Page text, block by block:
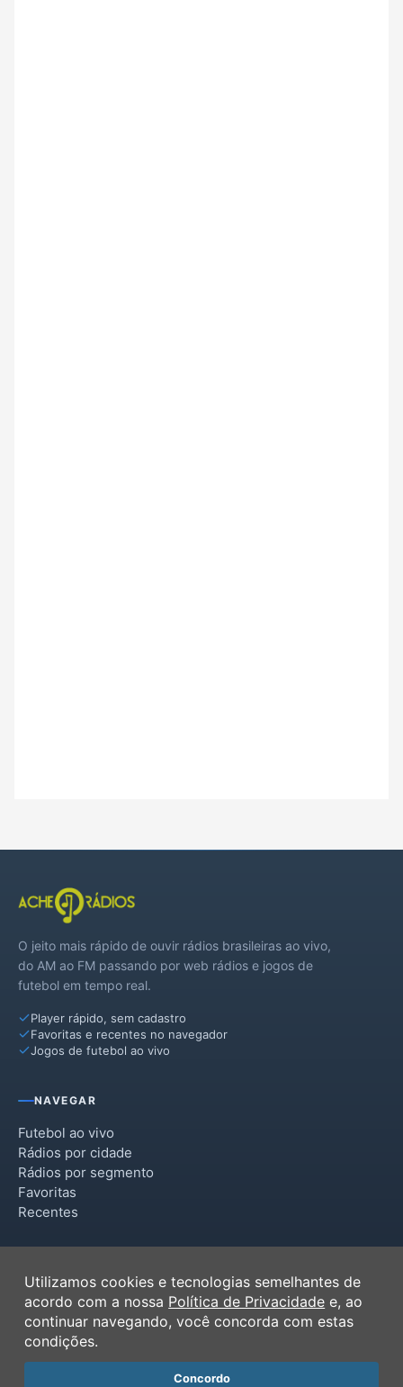
O jeito mais rápido de ouvir rádios brasileiras ao vivo,
do AM ao FM passando por web rádios e jogos de
futebol em tempo real.
Player rápido, sem cadastro
Favoritas e recentes no navegador
Jogos de futebol ao vivo
NAVEGAR
Futebol ao vivo
Rádios por cidade
Rádios por segmento
Favoritas
Recentes
Termos de Uso
Política de Privacidade
Ferramentas
Contato
Utilizamos cookies e tecnologias semelhantes de
acordo com a nossa Política de Privacidade e, ao
continuar navegando, você concorda com estas
condições.
Concordo